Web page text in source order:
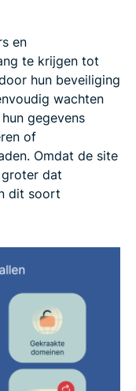
en
te krijgen tot
hun beveiliging
wachten
gegevens
of
Omdat de site
dat
dit soort